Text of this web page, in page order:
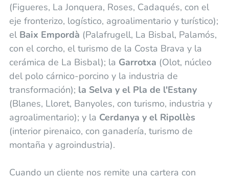
(Figueres, La Jonquera, Roses, Cadaqués, con el
eje fronterizo, logístico, agroalimentario y turístico);
el Baix Empordà (Palafrugell, La Bisbal, Palamós,
con el corcho, el turismo de la Costa Brava y la
cerámica de La Bisbal); la Garrotxa (Olot, núcleo
del polo cárnico-porcino y la industria de
transformación); la Selva y el Pla de l'Estany
(Blanes, Lloret, Banyoles, con turismo, industria y
agroalimentario); y la Cerdanya y el Ripollès
(interior pirenaico, con ganadería, turismo de
montaña y agroindustria).
Cuando un cliente nos remite una cartera con